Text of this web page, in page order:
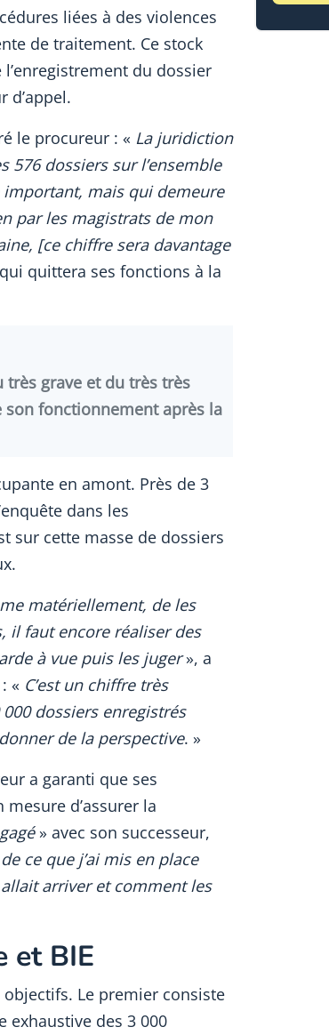
liées à des violences
de traitement. Ce stock
du dossier
d’appel.
le procureur : « La juridiction
576 dossiers sur l’ensemble
mais qui demeure
par les magistrats de mon
[ce chiffre sera davantage
quittera ses fonctions à la
grave et du très très
son fonctionnement après la
en amont. Près de 3
dans les
sur cette masse de dossiers
matériellement, de les
il faut encore réaliser des
à vue puis les juger», a
« C’est un chiffre très
dossiers enregistrés
de la perspective. »
a garanti que ses
d’assurer la
» avec son successeur,
ce que j’ai mis en place
arriver et comment les
et BIE
objectifs. Le premier consiste
exhaustive des 3 000